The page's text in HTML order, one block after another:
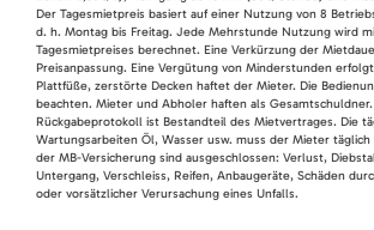
Der Tagesmietpreis basiert auf einer Nutzung von 8
d. h. Montag bis Freitag. Jede Mehrstunde Nutzung wird
Tagesmietpreises berechnet. Eine Verkürzung der
Preisanpassung. Eine Vergütung von Minderstunden
Plattfüße, zerstörte Decken haftet der Mieter. Die
beachten. Mieter und Abholer haften als
Rückgabeprotokoll ist Bestandteil des Mietvertrages. Die
Wartungsarbeiten Öl, Wasser usw. muss der Mieter
der MB-Versicherung sind ausgeschlossen: Verlust,
Untergang, Verschleiss, Reifen, Anbaugeräte, Schäden
oder vorsätzlicher Verursachung eines Unfalls.